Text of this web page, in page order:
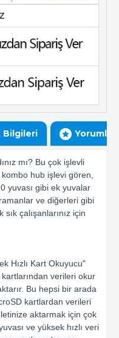
Bilgileri Yorumlar
mı? Bu çok işlevli
hub işlevi gören,
yuvası gibi ek yuvalar
ve diğerleri gibi
çalışanlarınız için
Hızlı Kart Okuyucu"
verileri okur
Bu hepsi bir arada
kartlardan verileri
aktarmak için çok
ve yüksek hızlı veri